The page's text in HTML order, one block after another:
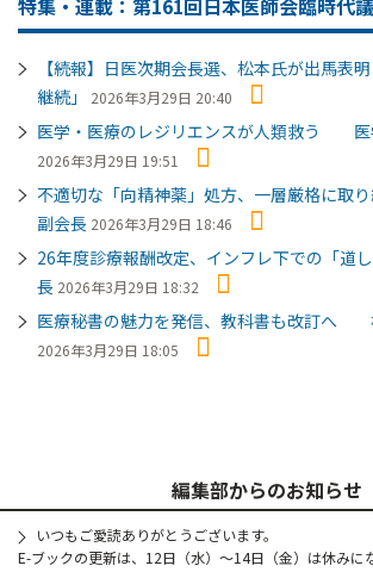
特集・連載：第161回日本医師会臨時代
【続報】日医次期会長選、松本氏が出馬
継続」
2026年3月29日 20:40
医学・医療のレジリエンスが人類救う 医
2026年3月29日 19:51
不適切な「向精神薬」処方、一層厳格に
副会長 2026年3月29日 18:46
26年度診療報酬改定、インフレ下での「
長 2026年3月29日 18:32
医療秘書の魅力を発信、教科書も改訂へ
2026年3月29日 18:05
編集部からのお知らせ
いつもご愛読ありがとうございます。
E-ブックの更新は、12日（水）～14日（金）は休みに